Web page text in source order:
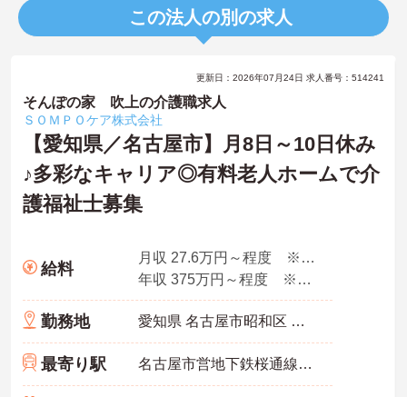
この法人の別の求人
更新日：2026年07月24日 求人番号：514241
そんぽの家 吹上の介護職求人
ＳＯＭＰＯケア株式会社
【愛知県／名古屋市】月8日～10日休み
♪多彩なキャリア◎有料老人ホームで介
護福祉士募集
給料
月収 27.6万円～程度 ※諸手当込み
年収 375万円～程度 ※想定年収
勤務地 愛知県 名古屋市昭和区 阿由知通2-6
最寄り駅 名古屋市営地下鉄桜通線「吹上(愛知)駅」徒歩4分